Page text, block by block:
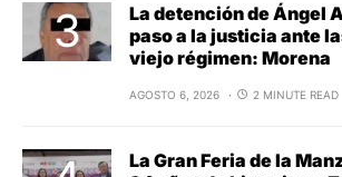
La detención de Ángel
paso a la justicia ante
viejo régimen: Morena
AGOSTO 6, 2026 2 MINUTE READ
La Gran Feria de la